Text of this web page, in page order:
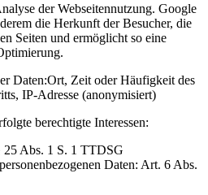
der Webseitennutzung. Google
die Herkunft der Besucher, die
Seiten und ermöglicht so eine
Daten:Ort, Zeit oder Häufigkeit des
IP-Adresse (anonymisiert)
berechtigte Interessen:
25 Abs. 1 S. 1 TTDSG
Daten: Art. 6 Abs.